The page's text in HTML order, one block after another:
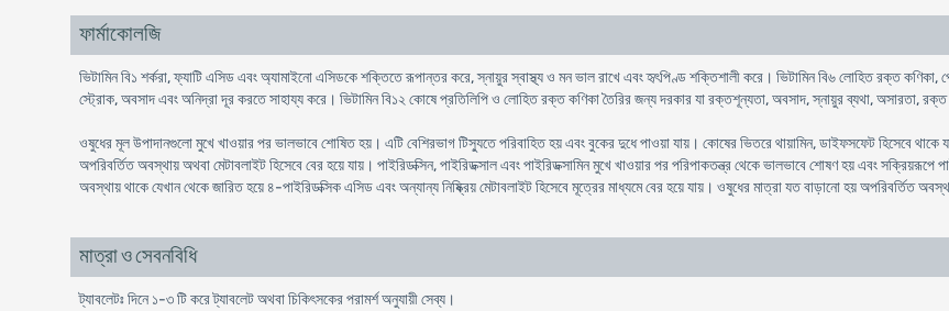
ফার্মাকোলজি
ভিটামিন বি১ শর্করা, ফ্যাটি এসিড এবং অ্যামাইনো এসিডকে শক্তিতে রূপান্তর করে, স্নায়ুর স্বাস্থ্য ও মন ভাল রাখে এবং হৃৎপিণ্ড শক্তিশালী করে। ভিটামিন বি৬ লোহিত রক্ত
স্ট্রোক, অবসাদ এবং অনিদ্রা দূর করতে সাহায্য করে। ভিটামিন বি১২ কোষে প্রতিলিপি ও লোহিত রক্ত কণিকা তৈরির জন্য দরকার যা রক্তশূন্যতা, অবসাদ, স্নায়ুর ব্যথা, অসারতা,
ওষুধের মূল উপাদানগুলো মুখে খাওয়ার পর ভালভাবে শোষিত হয়। এটি বেশিরভাগ টিস্যুতে পরিবাহিত হয় এবং বুকের দুধে পাওয়া যায়। কোষের ভিতরে থায়ামিন, ডাইফসফেট হিসেবে থাকে
অপরিবর্তিত অবস্থায় অথবা মেটাবলাইট হিসেবে বের হয়ে যায়। পাইরিডক্সিন, পাইরিডক্সাল এবং পাইরিডক্সামিন মুখে খাওয়ার পর পরিপাকতন্ত্র থেকে ভালভাবে শোষণ হয় এবং
অবস্থায় থাকে যেখান থেকে জারিত হয়ে ৪-পাইরিডক্সিক এসিড এবং অন্যান্য নিষ্ক্রিয় মেটাবলাইট হিসেবে মূত্রের মাধ্যমে বের হয়ে যায়। ওষুধের মাত্রা যত বাড়ানো হয় অপরিবর্তিত
মাত্রা ও সেবনবিধি
ট্যাবলেটঃ দিনে ১-৩ টি করে ট্যাবলেট অথবা চিকিৎসকের পরামর্শ অনুযায়ী সেব্য।